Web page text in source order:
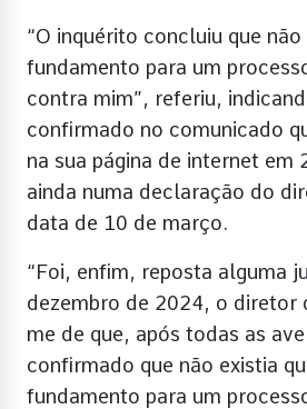
“O inquérito concluiu que
fundamento para um
contra mim”, referiu,
confirmado no comunicado
na sua página de internet em
ainda numa declaração do
data de 10 de março.
“Foi, enfim, reposta alguma
dezembro de 2024, o diretor
me de que, após todas as
confirmado que não existia
fundamento para um